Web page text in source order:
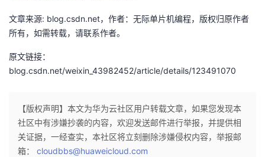
文章来源: blog.csdn.net，作者：无际单片机编程，版权归原作者
所有，如需转载，请联系作者。
原文链接：
blog.csdn.net/weixin_43982452/article/details/123491070
【版权声明】本文为华为云社区用户转载文章，如果您发现本
社区中有涉嫌抄袭的内容，欢迎发送邮件进行举报，并提供相
关证据，一经查实，本社区将立刻删除涉嫌侵权内容，举报邮
箱： cloudbbs@huaweicloud.com